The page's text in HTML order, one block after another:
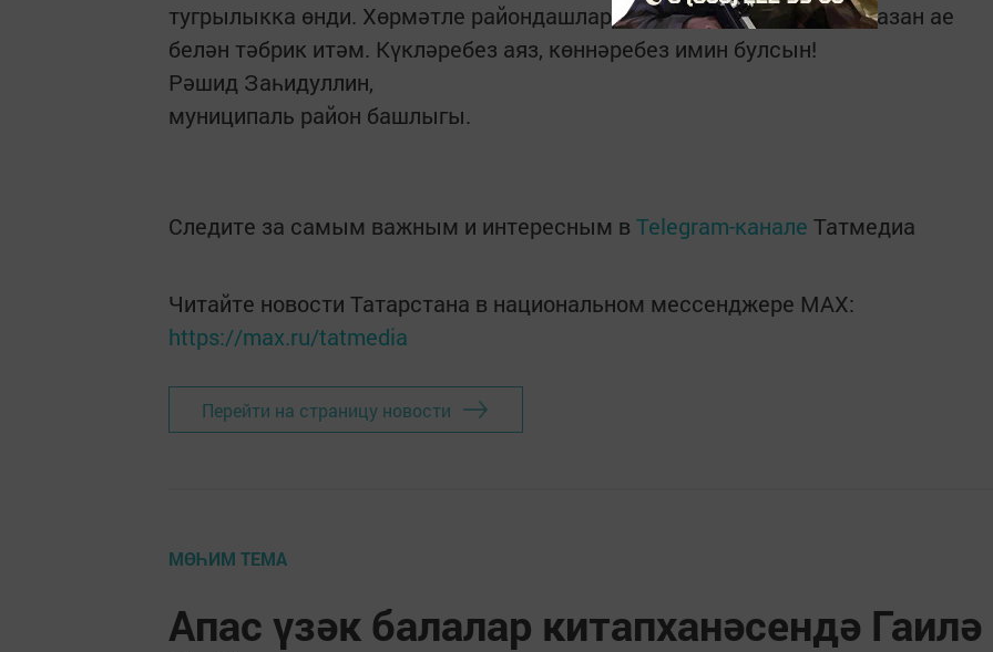
тугрылыкка өнди. Хөрмәтле райондашлар! Барыгызны да изге Рамазан ае
белән тәбрик итәм. Күкләребез аяз, көннәребез имин булсын!
Рәшид Заһидуллин,
муниципаль район башлыгы.
Следите за самым важным и интересным в Telegram-канале Татмедиа
Читайте новости Татарстана в национальном мессенджере MАХ:
https://max.ru/tatmedia
Перейти на страницу новости
МӨҺИМ ТЕМА
Апас үзәк балалар китапханәсендә Гаилә